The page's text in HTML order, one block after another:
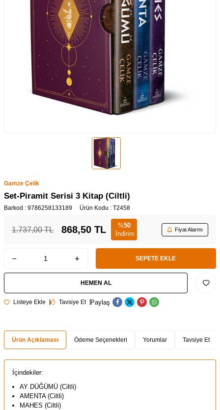
Gamze Çelik
Set-Piramit Serisi 3 Kitap (Ciltli)
Barkod : 9786258133189 Ürün Kodu : T2458
1.737,00TL 868,50 TL %50
İndirim
Fiyat Alarmı
SEPETE EKLE
HEMEN AL
Listeye Ekle Tavsiye Et Paylaş
Ürün Açıklaması Ödeme Seçenekleri Yorumlar Tavsiye Et
İçindekiler:
AY DÜĞÜMÜ (Ciltli)
AMENTA (Ciltli)
MAHES (Ciltli)